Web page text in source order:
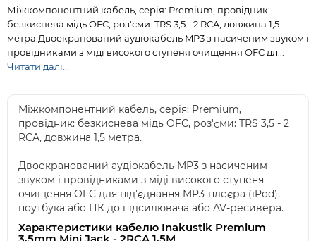
Міжкомпонентний кабель, серія: Premium, провідник:
безкиснева мідь OFC, роз'єми: TRS 3,5 - 2 RCA, довжина 1,5
метра.Двоекранований аудіокабель MP3 з насиченим звуком і
провідниками з міді високого ступеня очищення OFC дл...
Читати далі...
Міжкомпонентний кабель, серія: Premium,
провідник: безкиснева мідь OFC, роз'єми: TRS 3,5 - 2
RCA, довжина 1,5 метра.
Двоекранований аудіокабель MP3 з насиченим
звуком і провідниками з міді високого ступеня
очищення OFC для під'єднання MP3-плеєра (iPod),
ноутбука або ПК до підсилювача або AV-ресивера.
Характеристики кабелю Inakustik Premium